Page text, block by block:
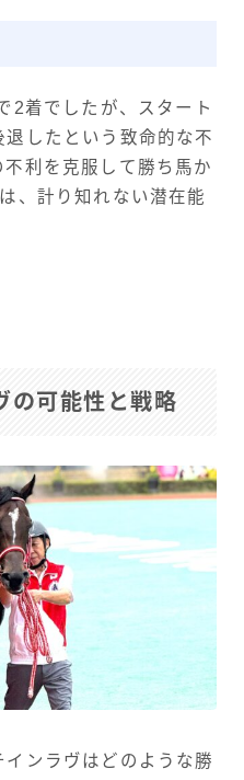
2着でしたが、スタート
したという致命的な不
利を克服して勝ち馬か
、計り知れない潜在能
の可能性と戦略
ンラヴはどのような勝